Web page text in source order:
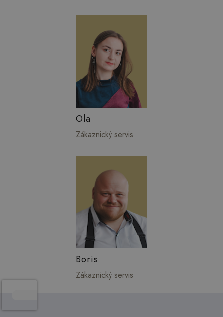
Ola
Zákaznický servis
Boris
Zákaznický servis